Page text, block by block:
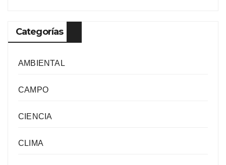
Categorías
AMBIENTAL
CAMPO
CIENCIA
CLIMA